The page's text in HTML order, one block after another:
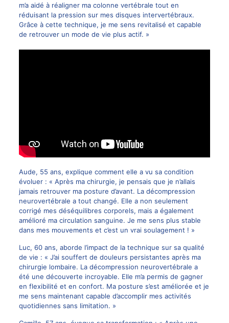
m’a aidé à réaligner ma colonne vertébrale tout en
réduisant la pression sur mes disques intervertébraux.
Grâce à cette technique, je me sens revitalisé et capable
de retrouver un mode de vie plus actif. »
Aude, 55 ans, explique comment elle a vu sa condition
évoluer : « Après ma chirurgie, je pensais que je n’allais
jamais retrouver ma posture d’avant. La décompression
neurovertébrale a tout changé. Elle a non seulement
corrigé mes déséquilibres corporels, mais a également
amélioré ma circulation sanguine. Je me sens plus stable
dans mes mouvements et c’est un vrai soulagement ! »
Luc, 60 ans, aborde l’impact de la technique sur sa qualité
de vie : « J’ai souffert de douleurs persistantes après ma
chirurgie lombaire. La décompression neurovertébrale a
été une découverte incroyable. Elle m’a permis de gagner
en flexibilité et en confort. Ma posture s’est améliorée et je
me sens maintenant capable d’accomplir mes activités
quotidiennes sans limitation. »